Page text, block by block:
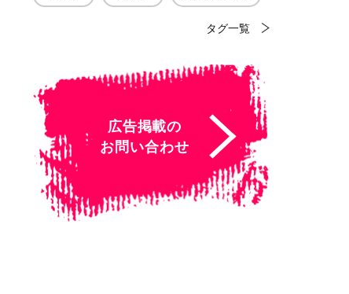
タグ一覧
広告掲載の
お問い合わせ